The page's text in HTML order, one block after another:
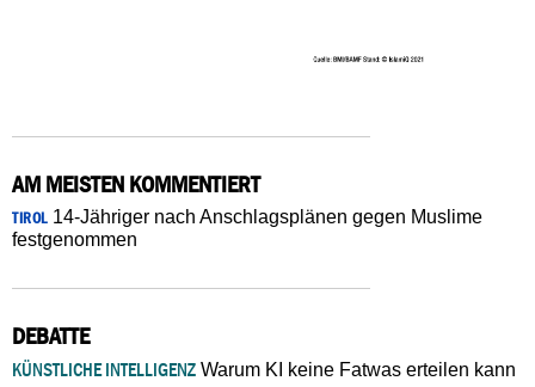
AM MEISTEN KOMMENTIERT
TIROL14-Jähriger nach Anschlagsplänen gegen Muslime
festgenommen
DEBATTE
KÜNSTLICHE INTELLIGENZ Warum KI keine Fatwas erteilen kann